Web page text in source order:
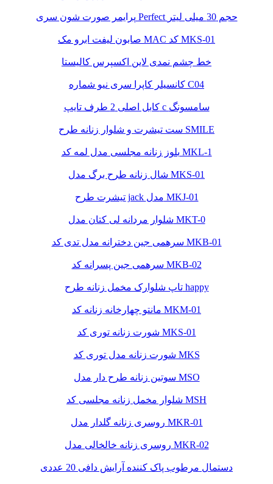
پرایمر صورت شون سری Perfect حجم 30 میلی لیتر
صابون لیفت ابرو مک MAC کد MKS-01
خط چشم نمدی لاین اکسپرس کالیستا
کانسیلر کاپرا سری نیو شماره C04
کابل اصلی 2 طرف تایپ c سامسونگ
ست تیشرت و شلوار زنانه طرح SMILE
بلوز زنانه مجلسی مدل لمه کد MKL-1
شال زنانه طرح برگ مدل MKS-01
تیشرت طرح jack مدل MKJ-01
شلوار مردانه لی کتان مدل MKT-0
سرهمی جین دخترانه مدل تدی کد MKB-01
سرهمی جین پسرانه کد MKB-02
تاپ شلوارک مخمل زنانه طرح happy
مانتو چهارخانه زنانه کد MKM-01
شورت زنانه توری کد MKS-01
شورت زنانه مدل توری کد MKS
سوتین زنانه طرح دار مدل MSO
شلوار مخمل زنانه مجلسی کد MSH
روسری زنانه گلدار مدل MKR-01
روسری زنانه خالخالی مدل MKR-02
دستمال مرطوب پاک کننده آرایش دافی 20 عددی